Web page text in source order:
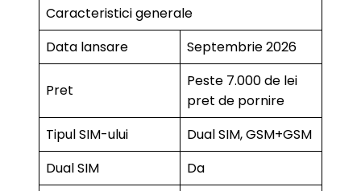
Caracteristici generale
Data lansare
Septembrie 2026
Pret
Peste 7.000 de lei
pret de pornire
Tipul SIM-ului
Dual SIM, GSM+GSM
Dual SIM
Da